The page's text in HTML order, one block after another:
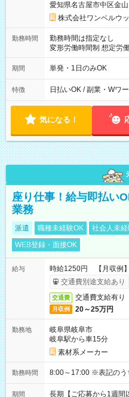
愛知県名古屋市中区金
株式会社ワンベルウ
勤務時間
勤務時間は指定なし
変形労働時間制 想定労働時間160時
00～20：00
期間 単発・1日のみOK
特徴 日払いOK / 副業・Wワ
気になる！
座り仕事！給与即払い
業務
派遣 職種未経験OK 社会人未
WEB登録・面接OK
給与
時給1250円 【月収例
交通費別途支給あり
交通費 交通費支給有り
月収例 20～25万円
勤務地
岐阜県岐阜市
岐阜駅から車15分
素材系メーカー
勤務時間 8:00～17:00 ※
期間
長期【ご応募から1週間